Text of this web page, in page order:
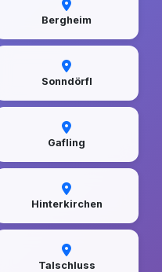
Bergheim
Sonndörfl
Gafling
Hinterkirchen
Talschluss